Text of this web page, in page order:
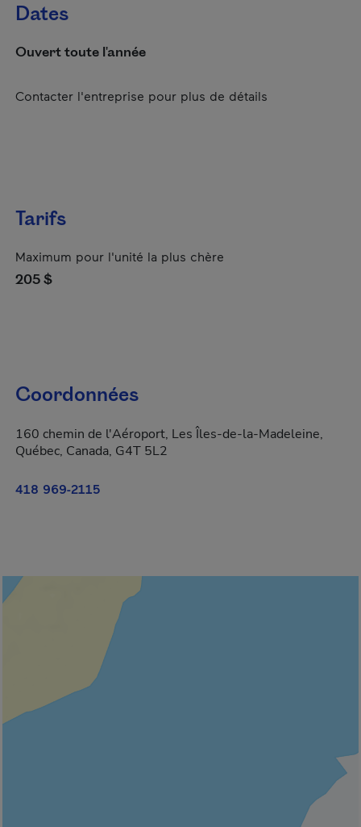
Dates
Ouvert toute l'année
Contacter l'entreprise pour plus de détails
Tarifs
Maximum pour l'unité la plus chère
205 $
Coordonnées
160 chemin de l'Aéroport, Les Îles-de-la-Madeleine,
Québec, Canada, G4T 5L2
418 969-2115